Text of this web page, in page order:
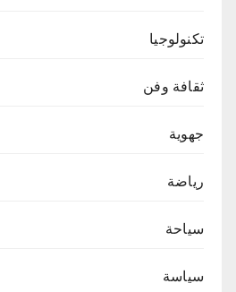
تكنولوجيا
ثقافة وفن
جهوية
رياضة
سياحة
سياسة